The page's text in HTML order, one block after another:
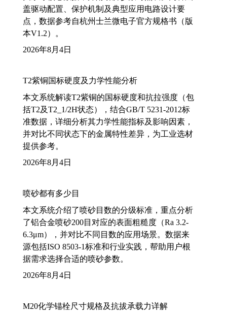
盖驱动配置、保护机制及典型应用电路设计要
点，数据参考自杭州士兰微电子官方规格书（版
本V1.2）。
2026年8月4日
T2紫铜国标硬度及力学性能分析
本文系统解读T2紫铜的国标硬度和抗拉强度（包
括T2及T2_1/2H状态），结合GB/T 5231-2012标
准数据，详细分析其力学性能指标及影响因素，
并对比不同状态下的金属特性差异，为工业选材
提供参考。
2026年8月4日
喷砂都有多少目
本文系统介绍了喷砂目数的分级标准，重点分析
了铝合金喷砂200目对应的表面粗糙度（Ra 3.2-
6.3μm），并对比不同目数的应用场景。数据来
源包括ISO 8503-1标准和行业实践，帮助用户根
据需求选择合适的喷砂参数。
2026年8月4日
M20化学锚栓尺寸规格及抗拔承载力详解